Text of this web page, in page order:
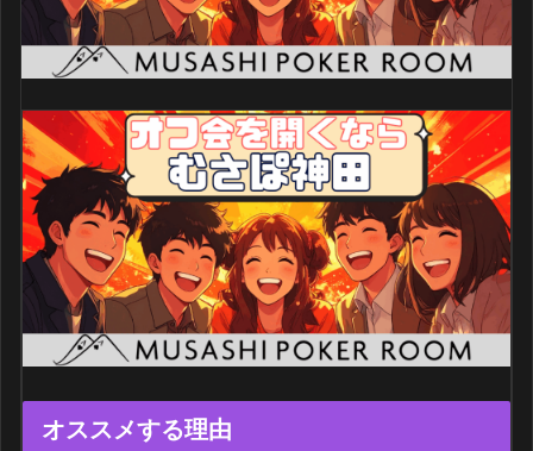
オススメする理由